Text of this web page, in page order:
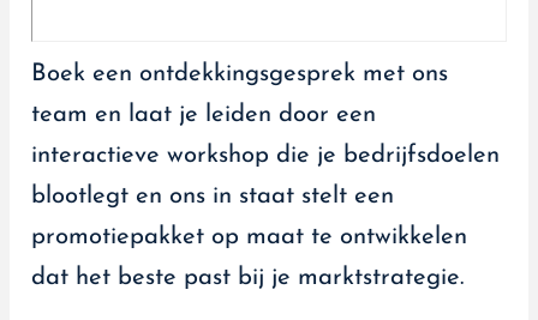
Boek een ontdekkingsgesprek met ons
team en laat je leiden door een
interactieve workshop die je bedrijfsdoelen
blootlegt en ons in staat stelt een
promotiepakket op maat te ontwikkelen
dat het beste past bij je marktstrategie.